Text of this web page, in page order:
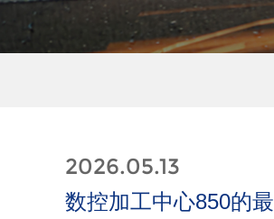
2026.05.13
数控加工中心850的